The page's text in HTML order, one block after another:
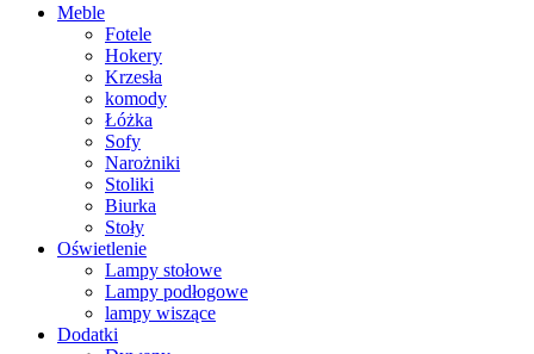
Meble
Fotele
Hokery
Krzesła
komody
Łóżka
Sofy
Narożniki
Stoliki
Biurka
Stoły
Oświetlenie
Lampy stołowe
Lampy podłogowe
lampy wiszące
Dodatki